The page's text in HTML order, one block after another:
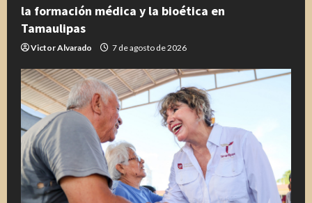
la formación médica y la bioética en
Tamaulipas
Victor Alvarado 7 de agosto de 2026